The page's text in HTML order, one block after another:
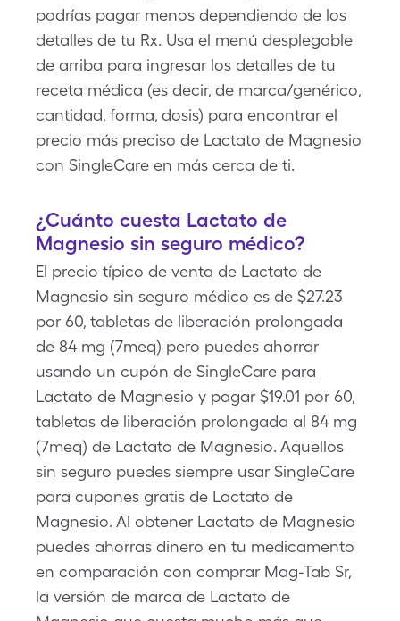
podrías pagar menos dependiendo de los
detalles de tu Rx. Usa el menú desplegable
de arriba para ingresar los detalles de tu
receta médica (es decir, de marca/genérico,
cantidad, forma, dosis) para encontrar el
precio más preciso de Lactato de Magnesio
con SingleCare en más cerca de ti.
¿Cuánto cuesta Lactato de
Magnesio sin seguro médico?
El precio típico de venta de Lactato de
Magnesio sin seguro médico es de $27.23
por 60, tabletas de liberación prolongada
de 84 mg (7meq) pero puedes ahorrar
usando un cupón de SingleCare para
Lactato de Magnesio y pagar $19.01 por 60,
tabletas de liberación prolongada al 84 mg
(7meq) de Lactato de Magnesio. Aquellos
sin seguro puedes siempre usar SingleCare
para cupones gratis de Lactato de
Magnesio. Al obtener Lactato de Magnesio
puedes ahorras dinero en tu medicamento
en comparación con comprar Mag-Tab Sr,
la versión de marca de Lactato de